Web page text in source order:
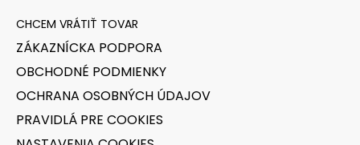
ZÁKAZNÍCKA PODPORA
OBCHODNÉ PODMIENKY
OCHRANA OSOBNÝCH ÚDAJOV
PRAVIDLÁ PRE COOKIES